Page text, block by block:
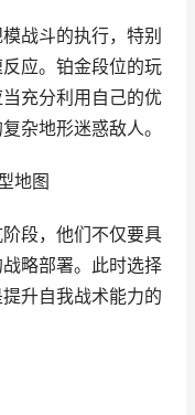
战斗的执行，特别
应。铂金段位的玩
充分利用自己的优
杂地形迷惑敌人。
地图
段，他们不仅要具
略部署。此时选择
升自我战术能力的